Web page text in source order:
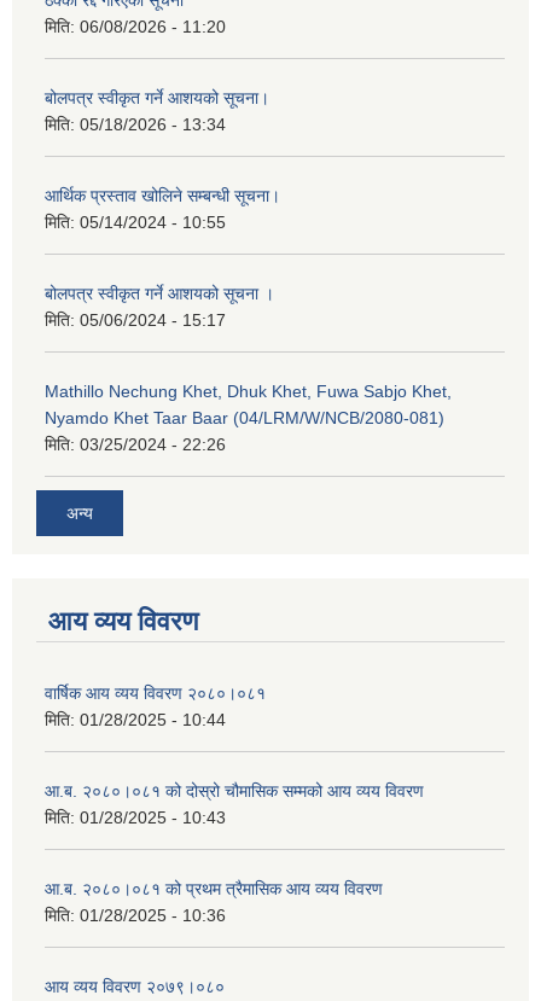
मिति: 06/08/2026 - 11:20
बोलपत्र स्वीकृत गर्ने आशयको सूचना।
मिति: 05/18/2026 - 13:34
आर्थिक प्रस्ताव खोलिने सम्बन्धी सूचना।
मिति: 05/14/2024 - 10:55
बोलपत्र स्वीकृत गर्ने आशयको सूचना ।
मिति: 05/06/2024 - 15:17
Mathillo Nechung Khet, Dhuk Khet, Fuwa Sabjo Khet,
Nyamdo Khet Taar Baar (04/LRM/W/NCB/2080-081)
मिति: 03/25/2024 - 22:26
अन्य
आय व्यय विवरण
वार्षिक आय व्यय विवरण २०८०।०८१
मिति: 01/28/2025 - 10:44
आ.ब. २०८०।०८१ को दोस्रो चौमासिक सम्मको आय व्यय विवरण
मिति: 01/28/2025 - 10:43
आ.ब. २०८०।०८१ को प्रथम त्रैमासिक आय व्यय विवरण
मिति: 01/28/2025 - 10:36
आय व्यय विवरण २०७९।०८०